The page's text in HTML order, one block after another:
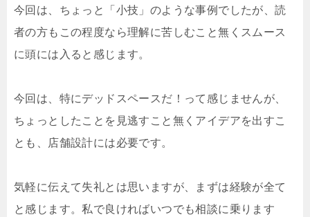
今回は、ちょっと「小技」のような事例でしたが、読
者の方もこの程度なら理解に苦しむこと無くスムース
に頭には入ると感じます。
今回は、特にデッドスペースだ！って感じませんが、
ちょっとしたことを見逃すこと無くアイデアを出すこ
とも、店舗設計には必要です。
気軽に伝えて失礼とは思いますが、まずは経験が全て
と感じます。私で良ければいつでも相談に乗ります